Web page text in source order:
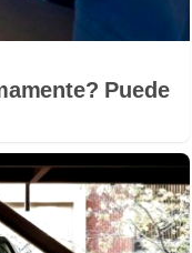
Puede